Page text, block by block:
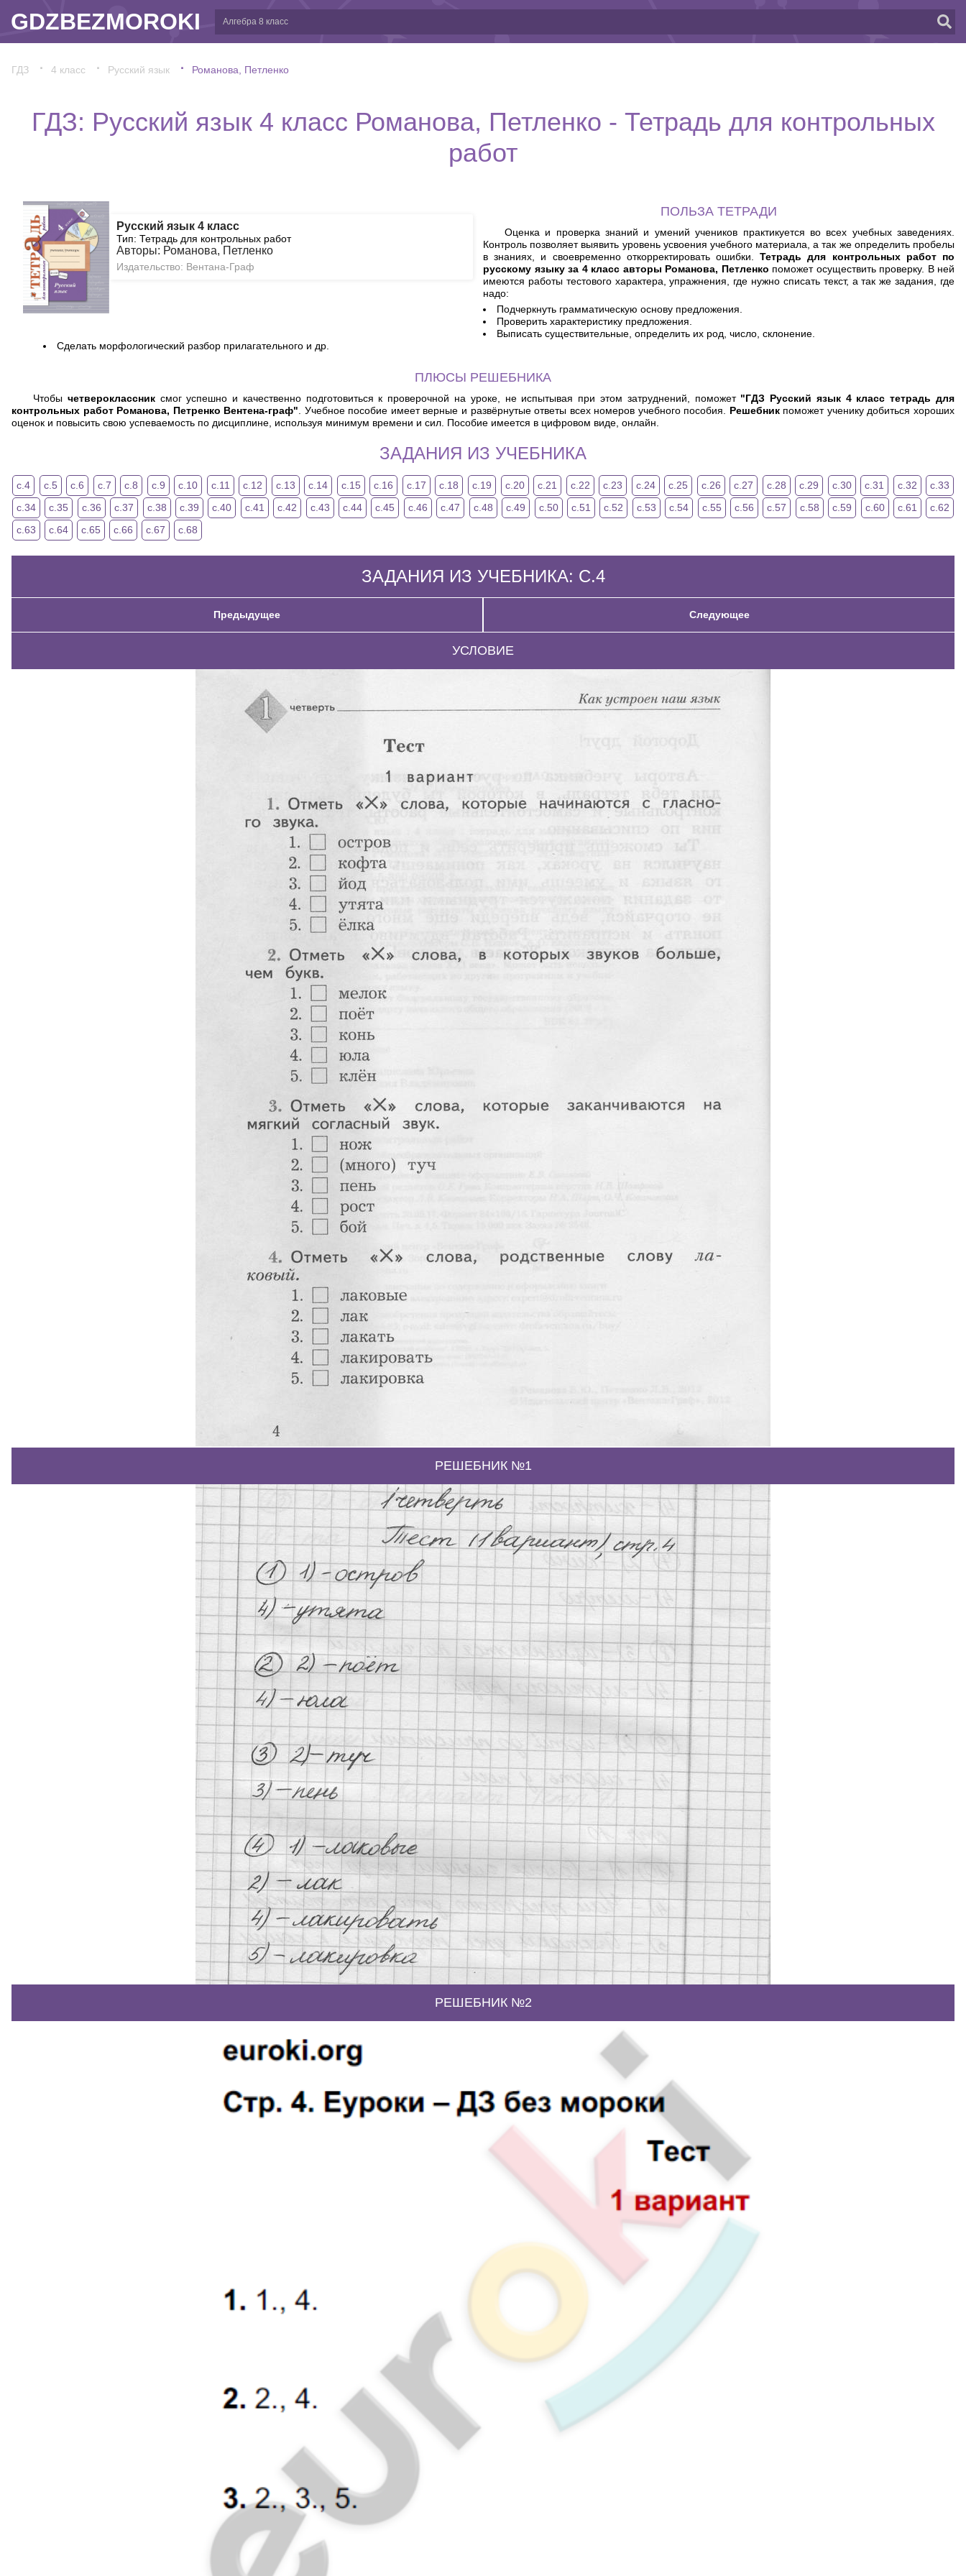
GDZBEZMOROKI
ГДЗ 4 класс Русский язык Романова, Петленко
ГДЗ: Русский язык 4 класс Романова, Петленко - Тетрадь для контрольных
работ
Русский язык 4 класс
Тип: Тетрадь для контрольных работ
Авторы: Романова, Петленко
Издательство: Вентана-Граф
ПОЛЬЗА ТЕТРАДИ
Оценка и проверка знаний и умений учеников практикуется во всех учебных заведениях.
Контроль позволяет выявить уровень усвоения учебного материала, а так же определить пробелы
в знаниях, и своевременно откорректировать ошибки.Тетрадь для контрольных работ по
русскому языку за 4 класс авторы Романова, Петленко поможет осуществить проверку. В ней
имеются работы тестового характера, упражнения, где нужно списать текст, а так же задания, где
надо:
Подчеркнуть грамматическую основу предложения.
Проверить характеристику предложения.
Выписать существительные, определить их род, число, склонение.
Сделать морфологический разбор прилагательного и др.
ПЛЮСЫ РЕШЕБНИКА
Чтобы четвероклассниксмог успешно и качественно подготовиться к проверочной на уроке, не испытывая при этом затруднений, поможет "ГДЗ Русский язык 4 класс тетрадь для
контрольных работ Романова, Петренко Вентена-граф" . Учебное пособие имеет верные и развёрнутые ответы всех номеров учебного пособия. Решебникпоможет ученику добиться хороших
оценок и повысить свою успеваемость по дисциплине, используя минимум времени и сил. Пособие имеется в цифровом виде, онлайн.
ЗАДАНИЯ ИЗ УЧЕБНИКА
с.4 с.5 с.6 с.7 с.8 с.9 с.10 с.11 с.12 с.13 с.14 с.15 с.16 с.17 с.18 с.19 с.20 с.21 с.22 с.23 с.24 с.25 с.26 с.27 с.28 с.29 с.30 с.31 с.32
с.33
с.34
с.35 с.36 с.37 с.38 с.39 с.40 с.41 с.42 с.43 с.44 с.45 с.46 с.47 с.48 с.49 с.50 с.51 с.52 с.53 с.54 с.55 с.56 с.57 с.58 с.59 с.60 с.61
с.62
с.63
с.64 с.65 с.66 с.67 с.68
ЗАДАНИЯ ИЗ УЧЕБНИКА: С.4
Предыдущее Следующее
УСЛОВИЕ
РЕШЕБНИК №1
РЕШЕБНИК №2